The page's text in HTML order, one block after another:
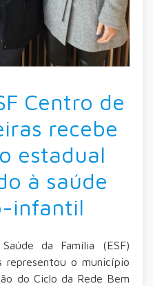
Centro de
recebe
estadual
à saúde
infantil
da Família (ESF)
representou o município
do Ciclo da Rede Bem